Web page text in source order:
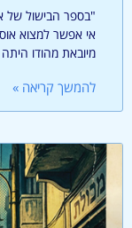
"בספר הבישול של
אי אפשר למצוא
מיובאת מהודו
להמשך קריאה »